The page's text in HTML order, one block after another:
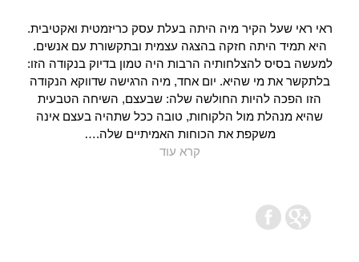
ראי ראי שעל הקיר מיה היתה בעלת עסק כריזמטית ואקטיבית.
היא תמיד היתה חזקה בהצגה עצמית ובתקשורת עם אנשים.
למעשה בסיס להצלחותיה הרבות היה טמון בדיוק בנקודה הזו:
בלתקשר את מי שהיא. יום אחד, מיה הרגישה שדווקא הנקודה
הזו הפכה להיות החולשה שלה: שבעצם, השיחה הטבעית
שהיא מנהלת מול הלקוחות, טובה ככל שתהיה בעצם אינה
משקפת את הכוחות האמיתיים שלה.…
קרא עוד